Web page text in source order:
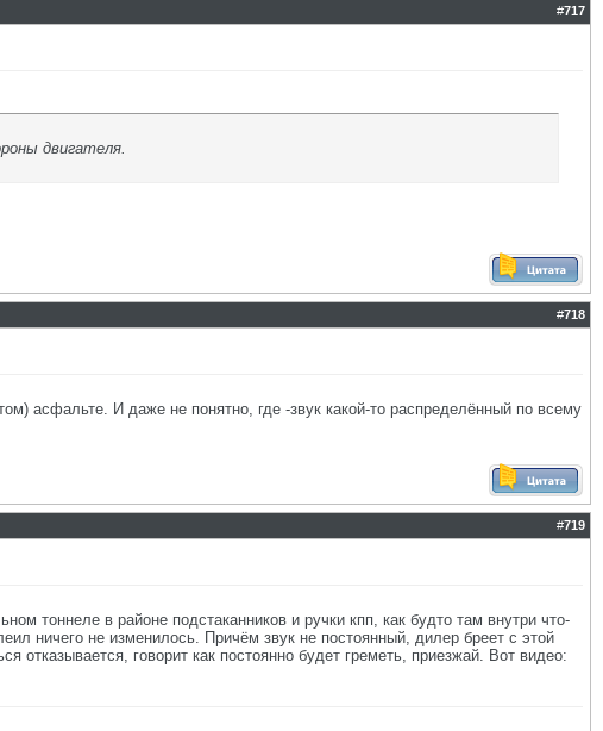
#717
двигателя.
#718
асфальте. И даже не понятно, где -звук какой-то распределённый по всему
#719
тоннеле в районе подстаканников и ручки кпп, как будто там внутри что-
ничего не изменилось. Причём звук не постоянный, дилер бреет с этой
говорит как постоянно будет греметь, приезжай. Вот видео: